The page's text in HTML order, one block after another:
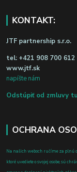
KONTAKT:
JTF partnership s.r.o.
tel: +421 908 700 612
www.jtf.sk
napíšte nám
Odstúpiť od zmluvy tu
OCHRANA
Na našich weboch ručíme za plnú
ktoré uvediete o svojej osobe, sú